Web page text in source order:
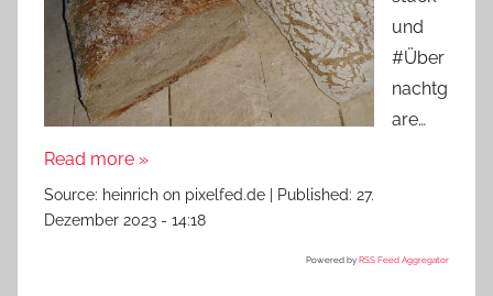
und
#Über
nachtg
are…
Read more »
Source: heinrich on pixelfed.de Published: 27.
Dezember 2023 - 14:18
Powered by RSS Feed Aggregator